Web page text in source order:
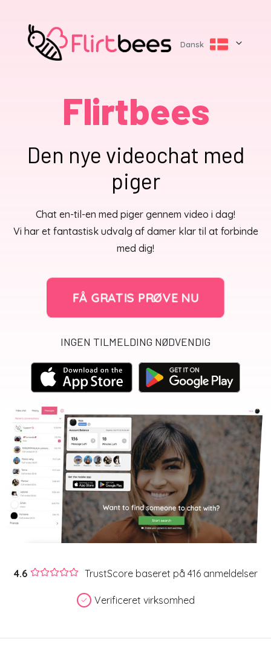
Dansk
Flirtbees
Den nye videochat med
piger
Chat en-til-en med piger gennem video i dag!
Vi har et fantastisk udvalg af damer klar til at forbinde
med dig!
FÅ GRATIS PRØVE NU
INGEN TILMELDING NØDVENDIG
4.6 TrustScore baseret på 416 anmeldelser
Verificeret virksomhed